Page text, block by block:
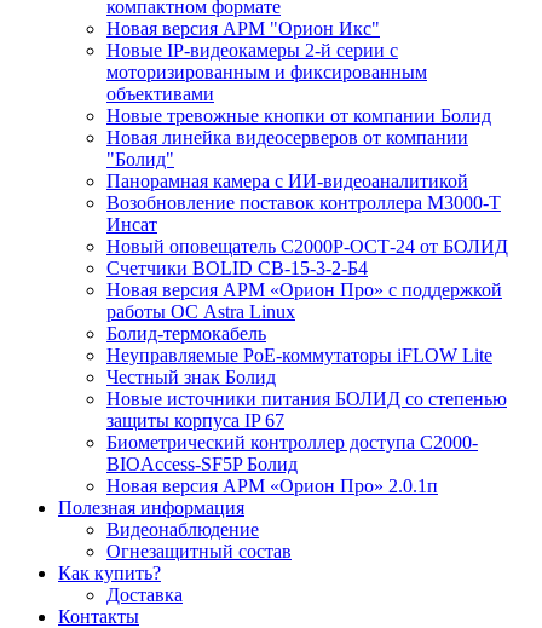
компактном формате
Новая версия АРМ "Орион Икс"
Новые IP-видеокамеры 2-й серии с
моторизированным и фиксированным
объективами
Новые тревожные кнопки от компании Болид
Новая линейка видеосерверов от компании
"Болид"
Панорамная камера с ИИ-видеоаналитикой
Возобновление поставок контроллера М3000-Т
Инсат
Новый оповещатель С2000Р-ОСТ-24 от БОЛИД
Счетчики BOLID СВ-15-3-2-Б4
Новая версия АРМ «Орион Про» с поддержкой
работы ОС Astra Linux
Болид-термокабель
Неуправляемые PoE-коммутаторы iFLOW Lite
Честный знак Болид
Новые источники питания БОЛИД со степенью
защиты корпуса IP 67
Биометрический контроллер доступа С2000-
BIOAccess-SF5P Болид
Новая версия АРМ «Орион Про» 2.0.1п
Полезная информация
Видеонаблюдение
Огнезащитный состав
Как купить?
Доставка
Контакты